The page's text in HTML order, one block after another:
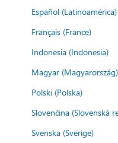
Español (Latinoamérica)
Français (France)
Indonesia (Indonesia)
Magyar (Magyarország)
Polski (Polska)
Slovenčina (Slovenská
Svenska (Sverige)